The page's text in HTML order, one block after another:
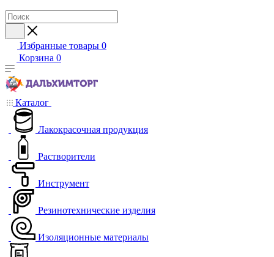
Избранные товары 0
Корзина 0
Каталог
Лакокрасочная продукция
Растворители
Инструмент
Резинотехнические изделия
Изоляционные материалы